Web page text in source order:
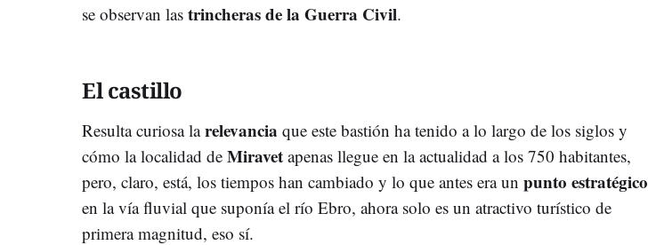
se observan las trincheras de la Guerra Civil.
El castillo
Resulta curiosa larelevancia que este bastión ha tenido a lo largo de los siglos y
cómo la localidad de Miravet apenas llegue en la actualidad a los 750 habitantes,
pero, claro, está, los tiempos han cambiado y lo que antes era un punto estratégico
en la vía fluvial que suponía el río Ebro, ahora solo es un atractivo turístico de
primera magnitud, eso sí.